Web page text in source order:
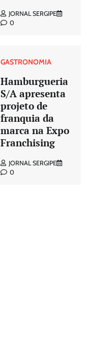
JORNAL SERGIPE
0
GASTRONOMIA
Hamburgueria
S/A apresenta
projeto de
franquia da
marca na Expo
Franchising
JORNAL SERGIPE
0